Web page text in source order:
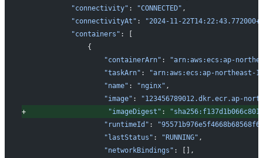
           "connectivity"
: "CONNECTED" ,
           "connectivityAt"
:
"2024-11-
           "containers"
: [
               {
                   "containerArn"
:
"arn:aws:ecs:ap-
                   "taskArn"
:
"arn:aws:ecs:ap-northeast-
                   "name"
: "nginx" ,
                   "image"
:
"123456789012.dkr.ecr.ap-
+
"imageDigest" :
                   "runtimeId"
:
                   "lastStatus"
: "RUNNING" ,
                   "networkBindings"
: [],